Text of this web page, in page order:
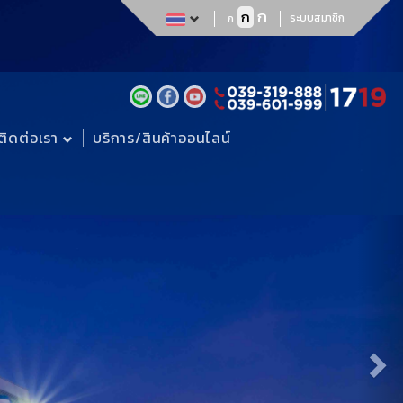
ก ก ก ระบบสมาชิก
ดต่อเรา บริการ/สินค้าออนไลน์